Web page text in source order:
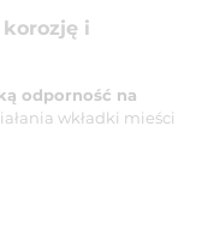
i
odporność na
wkładki mieści